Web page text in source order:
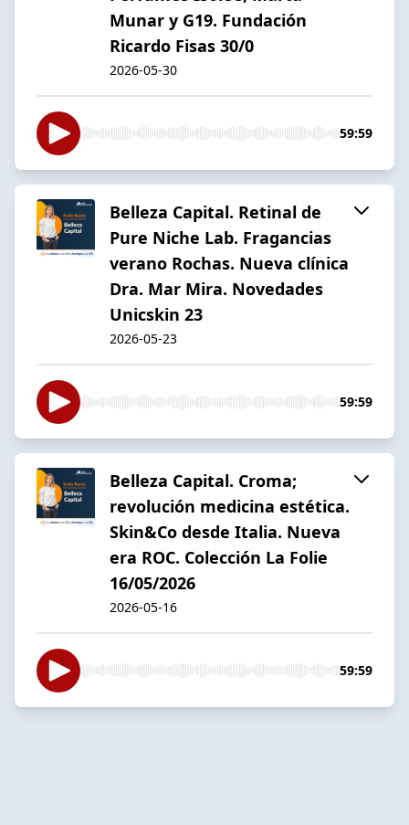
Munar y G19. Fundación
Ricardo Fisas 30/0
2026-05-30
59:59
Belleza Capital. Retinal de
Pure Niche Lab. Fragancias
verano Rochas. Nueva clínica
Dra. Mar Mira. Novedades
Unicskin 23
2026-05-23
59:59
Belleza Capital. Croma;
revolución medicina estética.
Skin&Co desde Italia. Nueva
era ROC. Colección La Folie
16/05/2026
2026-05-16
59:59